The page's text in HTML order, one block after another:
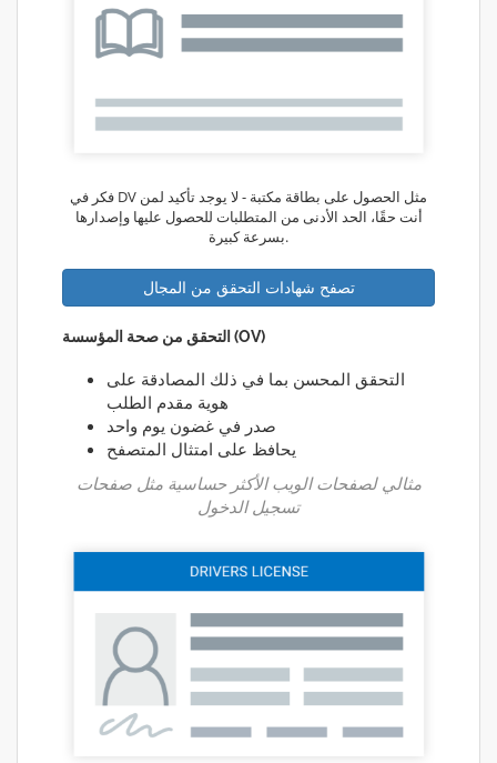
فكر في DV مثل الحصول على بطاقة مكتبة - لا يوجد تأكيد لمن
أنت حقًا، الحد الأدنى من المتطلبات للحصول عليها وإصدارها
بسرعة كبيرة.
تصفح شهادات التحقق من المجال
التحقق من صحة المؤسسة (OV)
التحقق المحسن بما في ذلك المصادقة على
هوية مقدم الطلب
صدر في غضون يوم واحد
يحافظ على امتثال المتصفح
مثالي لصفحات الويب الأكثر حساسية مثل صفحات
تسجيل الدخول